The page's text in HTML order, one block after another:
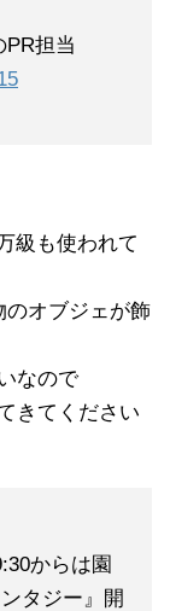
担当
級も使われて
のオブジェが飾
なので
きてください
からは園
タジー』開